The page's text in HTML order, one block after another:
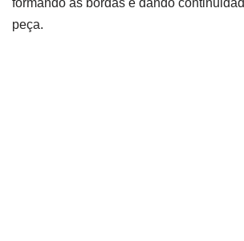
formando as bordas e dando
peça.